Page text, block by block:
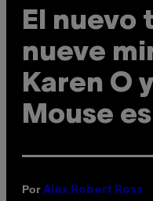
El nuevo
nueve
Karen O
Mouse
Por Alex Robert Ross